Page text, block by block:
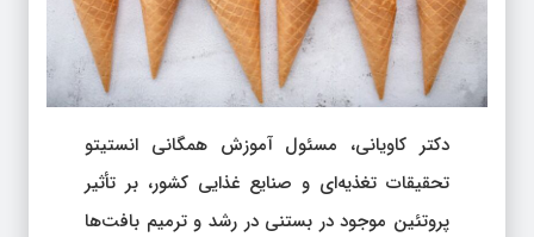
دکتر کاویانی، مسئول آموزش همگانی انستیتو
تحقیقات تغذیه‌ای و صنایع غذایی کشور، بر تأثیر
پروتئین موجود در بستنی در رشد و ترمیم بافت‌ها